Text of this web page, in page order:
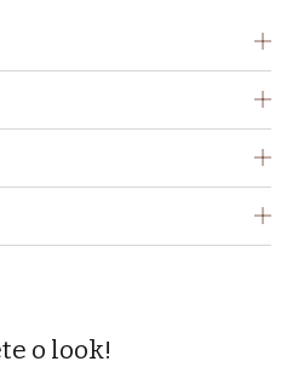
o look!